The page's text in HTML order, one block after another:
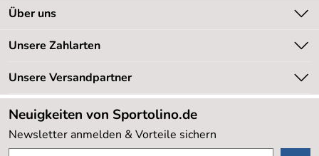
Kontakt
Newsletter
Retourenabwicklung
Lieferbedingungen
Kundenlogin
Über uns
Unsere Bestseller
Neu
Sale %
Kundenbewertungen (20.177)
4,8/5*****
Unsere Zahlarten
Unsere Versandpartner
Neuigkeiten von Sportolino.de
Newsletter anmelden & Vorteile sichern